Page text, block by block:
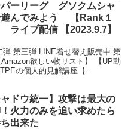
パーリーグ グソクムシャ
遊んでみよう 【Rank１
ライブ配信 【2023.9.7】
第三弾 LINE着せ替え販売中 第
欲しい物リスト】 【UP動
の個人的見解講座【...
ャドウ統一】攻撃は最大の
！火力のみを追い求めたら
出来た